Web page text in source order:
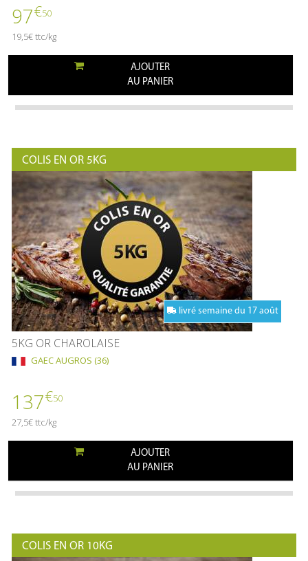
97€50
19,5€ ttc/kg
AJOUTER
AU PANIER
COLIS EN OR 5KG
livré semaine du 17 août
5KG OR CHAROLAISE
GAEC AUGROS (36)
137€50
27,5€ ttc/kg
AJOUTER
AU PANIER
COLIS EN OR 10KG